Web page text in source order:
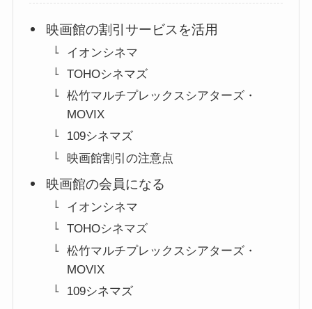
映画館の割引サービスを活用
イオンシネマ
TOHOシネマズ
松竹マルチプレックスシアターズ・
MOVIX
109シネマズ
映画館割引の注意点
映画館の会員になる
イオンシネマ
TOHOシネマズ
松竹マルチプレックスシアターズ・
MOVIX
109シネマズ